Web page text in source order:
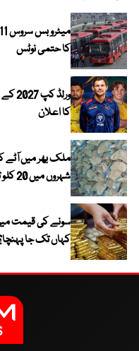
کا حتمی نوٹس
کا اعلان
ملک بھر میں
شہروں میں 20 کلو تھیلا 100 روپے تک مہنگا
سونے کی قیمت
کہاں تک جا